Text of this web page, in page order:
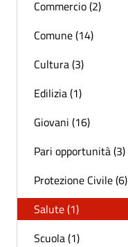
Commercio (2)
Comune (14)
Cultura (3)
Edilizia (1)
Giovani (16)
Pari opportunità (3)
Protezione Civile (6)
Salute (1)
Scuola (1)